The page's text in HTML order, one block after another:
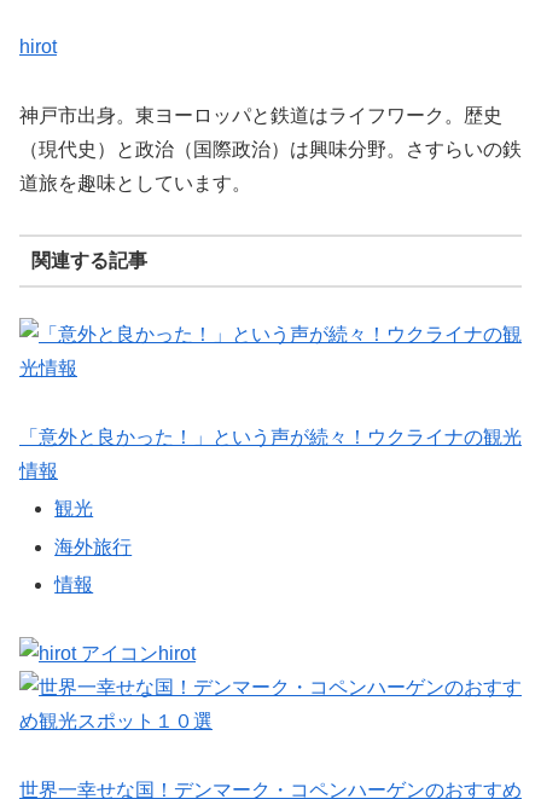
hirot
神戸市出身。東ヨーロッパと鉄道はライフワーク。歴史
（現代史）と政治（国際政治）は興味分野。さすらいの鉄
道旅を趣味としています。
関連する記事
「意外と良かった！」という声が続々！ウクライナの観光
情報
観光
海外旅行
情報
hirot
世界一幸せな国！デンマーク・コペンハーゲンのおすすめ